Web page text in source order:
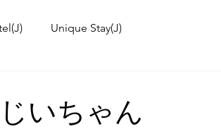
Unique Stay(J)
いちゃん